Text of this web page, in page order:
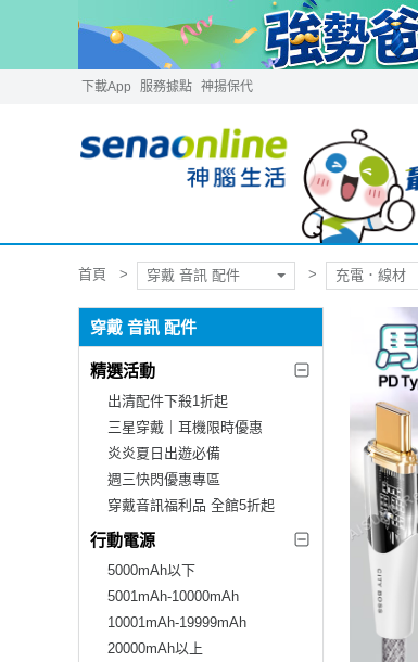
下載App 服務據點 神揚保代
首頁 穿戴 音訊 配件 充電．線材
穿戴 音訊 配件
精選活動
出清配件下殺1折起
三星穿戴｜耳機限時優惠
炎炎夏日出遊必備
週三快閃優惠專區
穿戴音訊福利品 全館5折起
行動電源
5000mAh以下
5001mAh-10000mAh
10001mAh-19999mAh
20000mAh以上